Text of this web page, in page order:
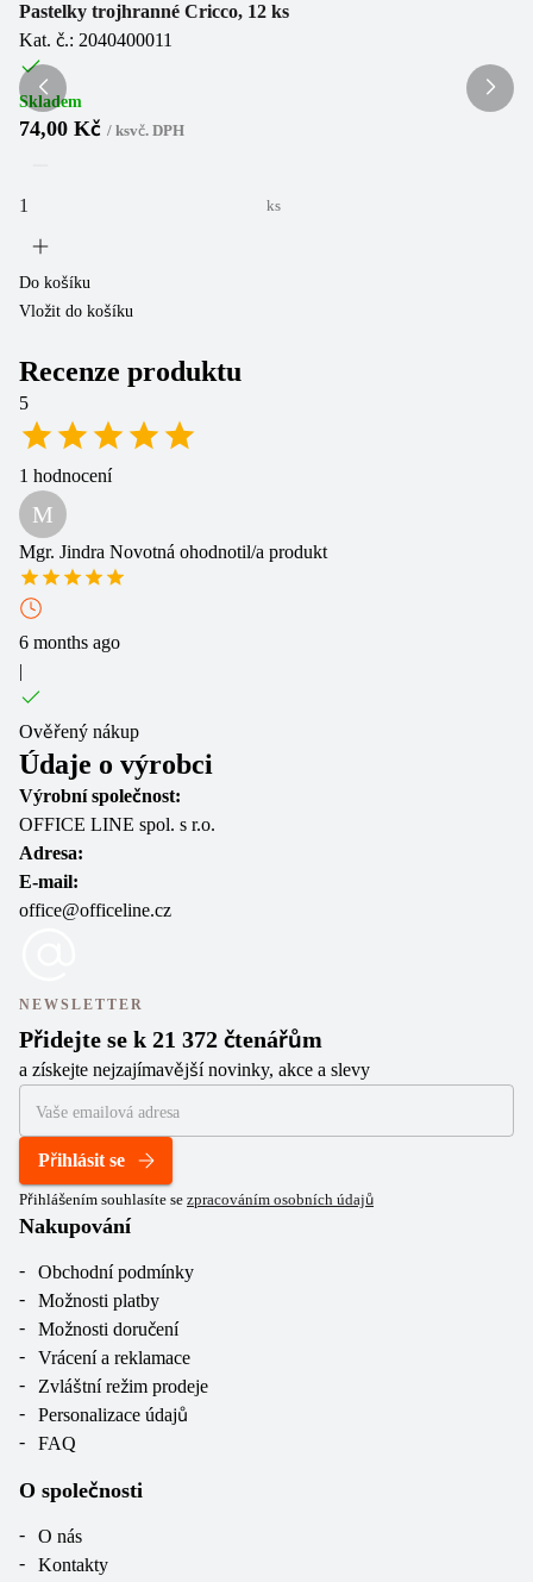
Pastelky trojhranné Cricco, 12 ks
Kat. č.: 2040400011
Skladem
74,00 Kč / ksvč. DPH
ks
Do košíku
Vložit do košíku
Recenze produktu
5
1 hodnocení
M
Mgr. Jindra Novotná ohodnotil/a produkt
6 months ago
|
Ověřený nákup
Údaje o výrobci
Výrobní společnost:
OFFICE LINE spol. s r.o.
Adresa:
E-mail:
office@officeline.cz
NEWSLETTER
Přidejte se k 21 372 čtenářům
a získejte nejzajímavější novinky, akce a slevy
Přihlásit se
Přihlášením souhlasíte se zpracováním osobních údajů
Nakupování
Obchodní podmínky
Možnosti platby
Možnosti doručení
Vrácení a reklamace
Zvláštní režim prodeje
Personalizace údajů
FAQ
O společnosti
O nás
Kontakty